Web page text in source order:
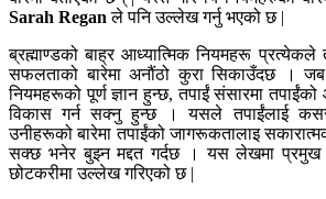
Sarah Regan ले पनि उल्लेख गर्नु भएको छ |
ब्रह्माण्डको बाह्र आध्यात्मिक नियमहरू
सफलताको बारेमा अनौंठो कुरा सिकाउँदछ ।
नियमहरूको पूर्ण ज्ञान हुन्छ, तपाईं संसारमा
विकास गर्न सक्नु हुन्छ । यसले तपाईंलाई
उनीहरूको बारेमा तपाईंको जागरूकतालाइ
सक्छ भनेर बुझ्न मद्दत गर्दछ । यस लेखमा प्रमुख
छोटकरीमा उल्लेख गरिएको छ |